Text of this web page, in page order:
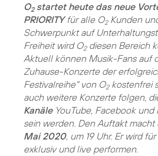
O2startet heute das neue
PRIORITYfür alle O2Kunden
Schwerpunkt auf
Freiheit wird O2diesen Bereich
Aktuell können Musik-Fans auf
Zuhause-Konzerte der
Festivalreihe" von O2kostenfrei
auch weitere Konzerte folgen,
KanäleYouTube, Facebook und
sein werden. Den Auftakt macht
Mai 2020, um 19 Uhr. Er wird
exklusiv und live performen.